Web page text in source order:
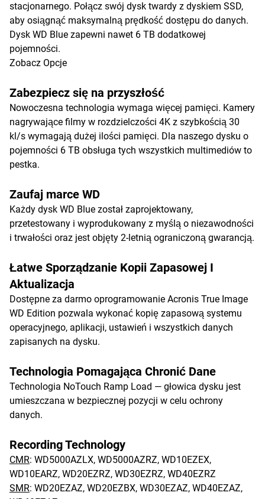
stacjonarnego. Połącz swój dysk twardy z dyskiem SSD,
aby osiągnąć maksymalną prędkość dostępu do danych.
Dysk WD Blue zapewni nawet 6 TB dodatkowej
pojemności.
Zobacz Opcje
Zabezpiecz się na przyszłość
Nowoczesna technologia wymaga więcej pamięci. Kamery
nagrywające filmy w rozdzielczości 4K z szybkością 30
kl/s wymagają dużej ilości pamięci. Dla naszego dysku o
pojemności 6 TB obsługa tych wszystkich multimediów to
pestka.
Zaufaj marce WD
Każdy dysk WD Blue został zaprojektowany,
przetestowany i wyprodukowany z myślą o niezawodności
i trwałości oraz jest objęty 2-letnią ograniczoną gwarancją.
Łatwe Sporządzanie Kopii Zapasowej I
Aktualizacja
Dostępne za darmo oprogramowanie Acronis True Image
WD Edition pozwala wykonać kopię zapasową systemu
operacyjnego, aplikacji, ustawień i wszystkich danych
zapisanych na dysku.
Technologia Pomagająca Chronić Dane
Technologia NoTouch Ramp Load — głowica dysku jest
umieszczana w bezpiecznej pozycji w celu ochrony
danych.
Recording Technology
CMR: WD5000AZLX, WD5000AZRZ, WD10EZEX,
WD10EARZ, WD20EZRZ, WD30EZRZ, WD40EZRZ
SMR: WD20EZAZ, WD20EZBX, WD30EZAZ, WD40EZAZ,